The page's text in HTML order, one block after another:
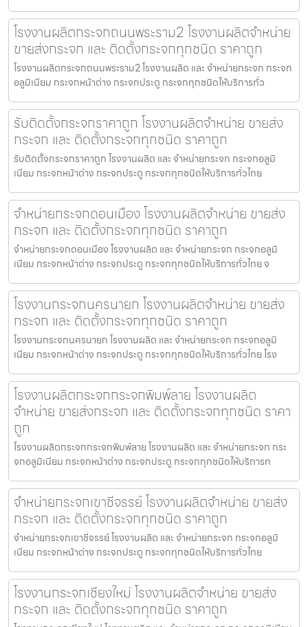
โรงงานผลิตกระจกถนนพระราม2 โรงงานผลิตจำหน่าย
ขายส่งกระจก และ ติดตั้งกระจกทุกชนิด ราคาถูก
โรงงานผลิตกระจกถนนพระราม2 โรงงานผลิต และ จำหน่ายกระจก กระจก
อลูมิเนียม กระจกหน้าต่าง กระจกประตู กระจกทุกชนิดให้บริการทั่ว
รับติดตั้งกระจกราคาถูก โรงงานผลิตจำหน่าย ขายส่ง
กระจก และ ติดตั้งกระจกทุกชนิด ราคาถูก
รับติดตั้งกระจกราคาถูก โรงงานผลิต และ จำหน่ายกระจก กระจกอลูมิ
เนียม กระจกหน้าต่าง กระจกประตู กระจกทุกชนิดให้บริการทั่วไทย
จำหน่ายกระจกดอนเมือง โรงงานผลิตจำหน่าย ขายส่ง
กระจก และ ติดตั้งกระจกทุกชนิด ราคาถูก
จำหน่ายกระจกดอนเมือง โรงงานผลิต และ จำหน่ายกระจก กระจกอลูมิ
เนียม กระจกหน้าต่าง กระจกประตู กระจกทุกชนิดให้บริการทั่วไทย จ
โรงงานกระจกนครนายก โรงงานผลิตจำหน่าย ขายส่ง
กระจก และ ติดตั้งกระจกทุกชนิด ราคาถูก
โรงงานกระจกนครนายก โรงงานผลิต และ จำหน่ายกระจก กระจกอลูมิ
เนียม กระจกหน้าต่าง กระจกประตู กระจกทุกชนิดให้บริการทั่วไทย โรง
โรงงานผลิตกระจกกระจกพิมพ์ลาย โรงงานผลิต
จำหน่าย ขายส่งกระจก และ ติดตั้งกระจกทุกชนิด ราคา
ถูก
โรงงานผลิตกระจกกระจกพิมพ์ลาย โรงงานผลิต และ จำหน่ายกระจก กระ
จกอลูมิเนียม กระจกหน้าต่าง กระจกประตู กระจกทุกชนิดให้บริการท
จำหน่ายกระจกเขาชีจรรย์ โรงงานผลิตจำหน่าย ขายส่ง
กระจก และ ติดตั้งกระจกทุกชนิด ราคาถูก
จำหน่ายกระจกเขาชีจรรย์ โรงงานผลิต และ จำหน่ายกระจก กระจกอลูมิ
เนียม กระจกหน้าต่าง กระจกประตู กระจกทุกชนิดให้บริการทั่วไทย
โรงงานกระจกเชียงใหม่ โรงงานผลิตจำหน่าย ขายส่ง
กระจก และ ติดตั้งกระจกทุกชนิด ราคาถูก